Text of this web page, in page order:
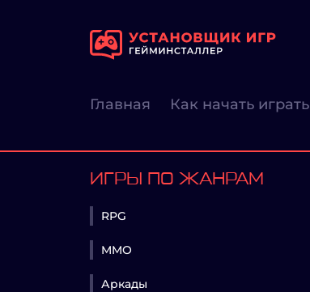
Главная Как начать играть
ИГРЫ ПО ЖАНРАМ
RPG
MMO
Аркады